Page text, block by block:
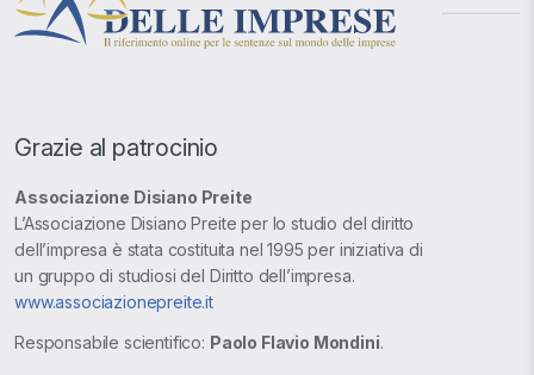
Grazie al patrocinio
Associazione Disiano Preite
L’Associazione Disiano Preite per lo studio del diritto
dell’impresa è stata costituita nel 1995 per iniziativa di
un gruppo di studiosi del Diritto dell’impresa.
www.associazionepreite.it
Responsabile scientifico: Paolo Flavio Mondini.